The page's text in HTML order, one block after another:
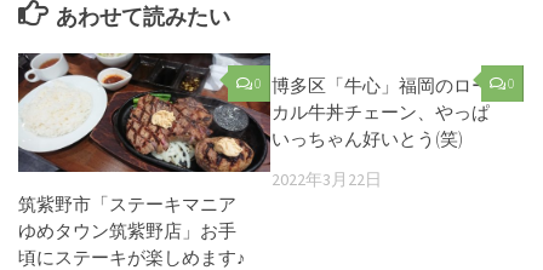
あわせて読みたい
0
筑紫野市「ステーキマニア
ゆめタウン筑紫野店」お手
頃にステーキが楽しめます♪
0
博多区「牛心」福岡のロー
カル牛丼チェーン、やっぱ
いっちゃん好いとう(笑)
2022年3月22日